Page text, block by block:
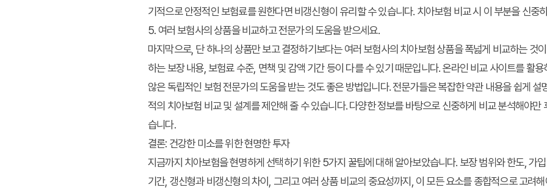
기적으로 안정적인 보험료를 원한다면 비갱신형이 유리할 수 있습니다. 치아보험 비교시 이 부분을 신중
5. 여러 보험사의 상품을 비교하고 전문가의 도움을 받으세요.
마지막으로, 단 하나의 상품만 보고 결정하기보다는 여러 보험사의 치아보험 상품을 폭넓게 비교하는 것
하는 보장 내용, 보험료 수준, 면책 및 감액 기간 등이 다를 수 있기 때문입니다. 온라인 비교 사이트를 활
않은 독립적인 보험 전문가의 도움을 받는 것도 좋은 방법입니다. 전문가들은 복잡한 약관 내용을 쉽게 설
적의 치아보험 비교및 설계를 제안해 줄 수 있습니다. 다양한 정보를 바탕으로 신중하게 비교 분석해야만
습니다.
결론: 건강한 미소를 위한 현명한 투자
지금까지 치아보험을 현명하게 선택하기 위한 5가지 꿀팁에 대해 알아보았습니다. 보장 범위와 한도, 가
기간, 갱신형과 비갱신형의 차이, 그리고 여러 상품 비교의 중요성까지, 이 모든 요소를 종합적으로 고려